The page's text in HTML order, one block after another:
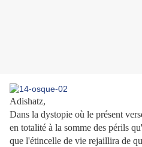
Adishatz,
Dans la dystopie où le présent
en totalité à la somme des périls
que l'étincelle de vie rejaillira de